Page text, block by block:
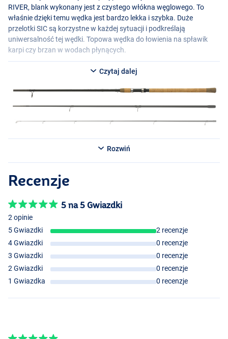
RIVER, blank wykonany jest z czystego włókna węglowego. To
właśnie dzięki temu wędka jest bardzo lekka i szybka. Duże
przelotkiSICsą korzystne w każdej sytuacji i podkreślają
uniwersalność tej wędki. Topowa wędka do łowienia na spławik
karpi czy brzan w wodach płynących.
Czytaj dalej
Rozwiń
Recenzje
5 na 5 Gwiazdki
2 opinie
5 Gwiazdki
2 recenzje
4 Gwiazdki
0 recenzje
3 Gwiazdki
0 recenzje
2 Gwiazdki
0 recenzje
1 Gwiazdka
0 recenzje